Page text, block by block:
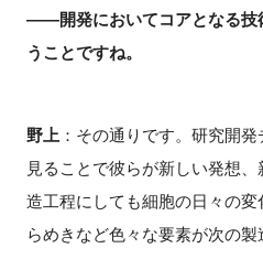
――開発においてコアとなる技
うことですね。
野上 ：その通りです。研究開
見ることで彼らが新しい発想
造工程にしても細胞の日々の
らめきなど色々な要素が次の